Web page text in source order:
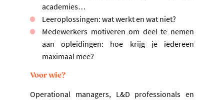
academies…
Leeroplossingen: wat werkt en wat niet?
Medewerkers motiveren om deel te nemen
aan opleidingen: hoe krijg je iedereen
maximaal mee?
Voor wie?
Operational managers, L&D professionals en